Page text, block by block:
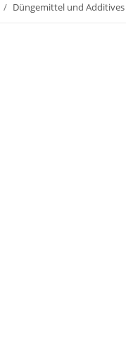
Düngemittel und Additives